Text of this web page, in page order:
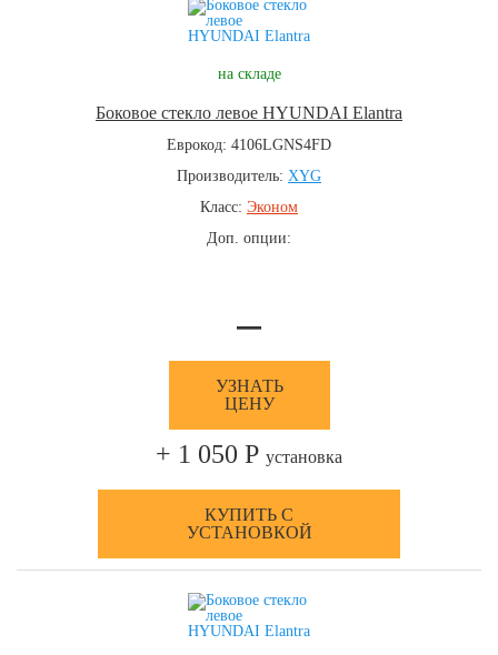
на складе
Боковое стекло левое HYUNDAI Elantra
Еврокод: 4106LGNS4FD
Производитель: XYG
Класс: Эконом
Доп. опции:
—
УЗНАТЬ
ЦЕНУ
+ 1 050 Р установка
КУПИТЬ С
УСТАНОВКОЙ